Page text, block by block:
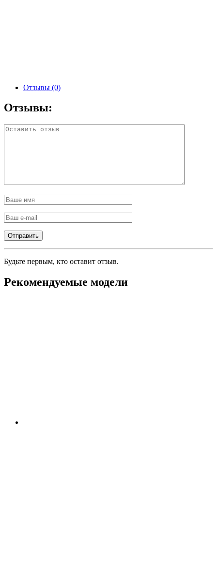
Отзывы (0)
Отзывы:
Будьте первым, кто оставит отзыв.
Рекомендуемые модели